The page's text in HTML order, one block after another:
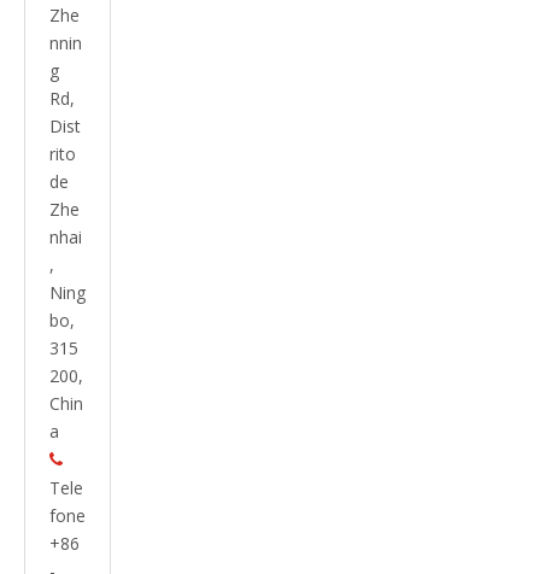
Zhe
nnin
g
Rd,
Dist
rito
de
Zhe
nhai
,
Ning
bo,
315
200,
Chin
a

Tele
fone
+86